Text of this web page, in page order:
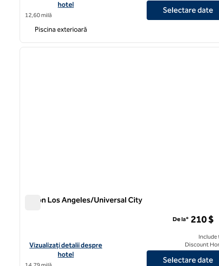
hotel
12,60 milă
Selectare date
Piscina exterioară
1 din 11
Hilton Los Angeles/Universal City
Vizualizați detaliile hotelului pentru Hilton Los Angeles/
Vizualizați detalii despre
hotel
De la* 210 $
Include
Discount
Selectare date